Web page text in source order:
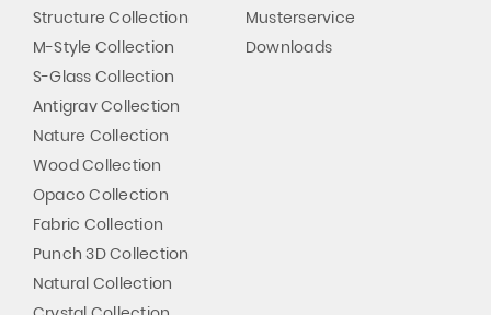
Structure Collection
M-Style Collection
S-Glass Collection
Antigrav Collection
Nature Collection
Wood Collection
Opaco Collection
Fabric Collection
Punch 3D Collection
Natural Collection
Musterservice
Downloads